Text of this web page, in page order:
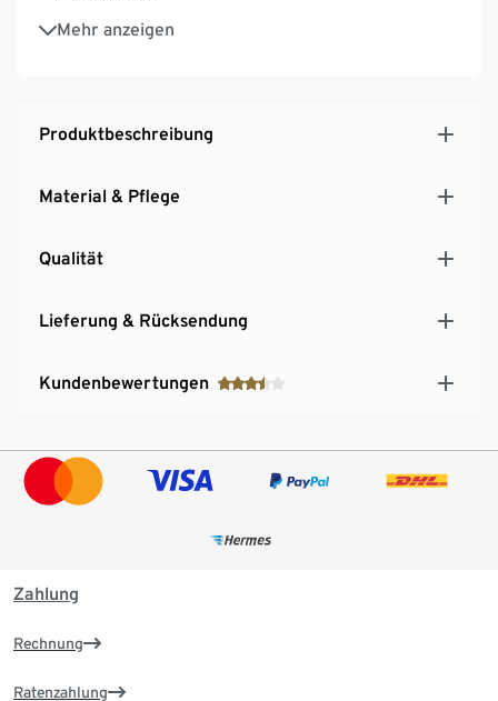
Mehr anzeigen
Elastischer Ärmelabschluss
Schulterpasse mit leichter Raffung
Produktbeschreibung
Material & Pflege
Qualität
Lieferung & Rücksendung
Kundenbewertungen
Zahlung
Rechnung
Ratenzahlung